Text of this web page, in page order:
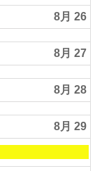
8月 26
8月 27
8月 28
8月 29